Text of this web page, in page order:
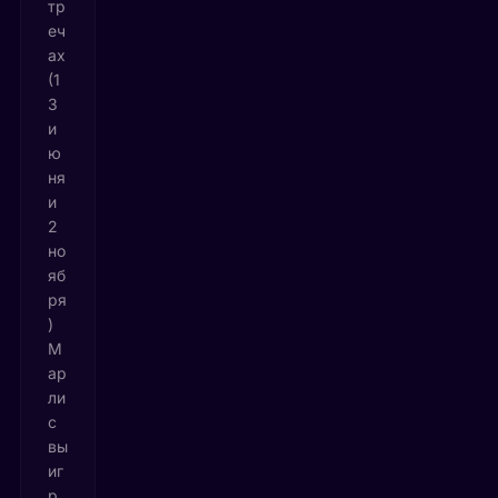
тр
еч
ах
(1
3
и
ю
ня
и
2
но
яб
ря
)
М
ар
ли
с
вы
иг